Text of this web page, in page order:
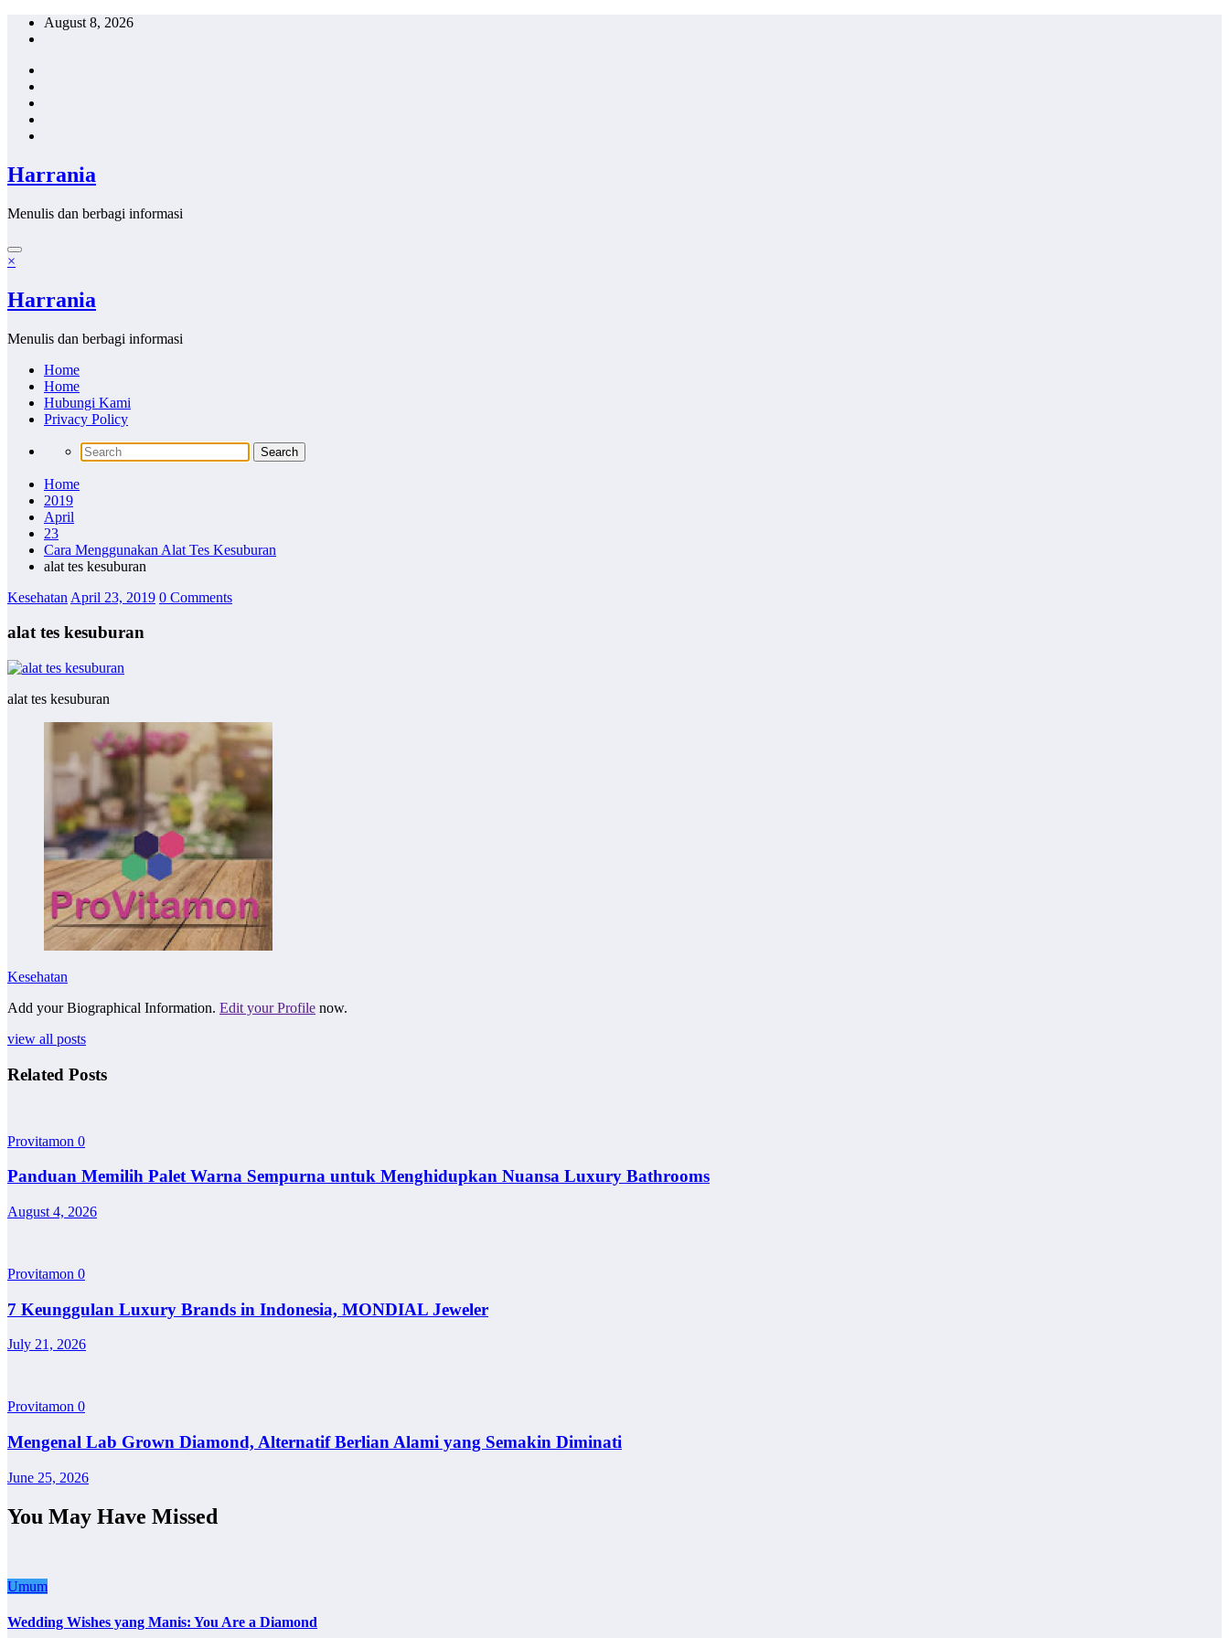
Skip
August 8, 2026
Harrania
Menulis dan berbagi informasi
×
Harrania
Menulis dan berbagi informasi
Home
Home
Hubungi Kami
Privacy Policy
Home
2019
April
23
Cara Menggunakan Alat Tes Kesuburan
alat tes kesuburan
Kesehatan April 23, 2019 0 Comments
alat tes kesuburan
alat tes kesuburan
Kesehatan
Add your Biographical Information. Edit your Profile now.
view all posts
Related Posts
Provitamon 0
Panduan Memilih Palet Warna Sempurna untuk Menghidupkan Nuansa Luxury Bathrooms
August 4, 2026
Provitamon 0
7 Keunggulan Luxury Brands in Indonesia, MONDIAL Jeweler
July 21, 2026
Provitamon 0
Mengenal Lab Grown Diamond, Alternatif Berlian Alami yang Semakin Diminati
June 25, 2026
You May Have Missed
Umum
Wedding Wishes yang Manis: You Are a Diamond